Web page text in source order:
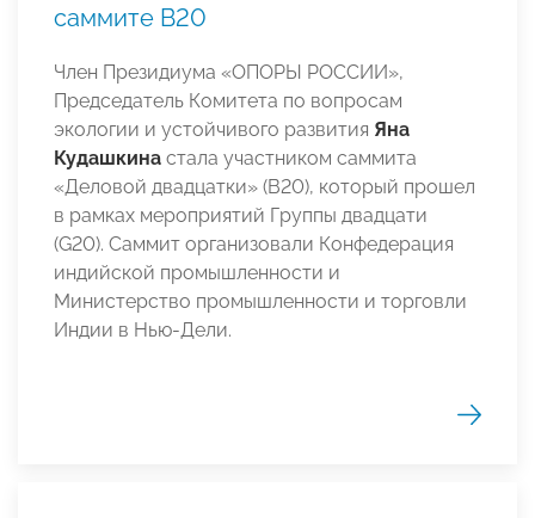
саммите В20
Член Президиума «ОПОРЫ РОССИИ»,
Председатель Комитета по вопросам
экологии и устойчивого развития Яна
Кудашкина стала участником саммита
«Деловой двадцатки» (В20), который прошел
в рамках мероприятий Группы двадцати
(G20). Саммит организовали Конфедерация
индийской промышленности и
Министерство промышленности и торговли
Индии в Нью-Дели.